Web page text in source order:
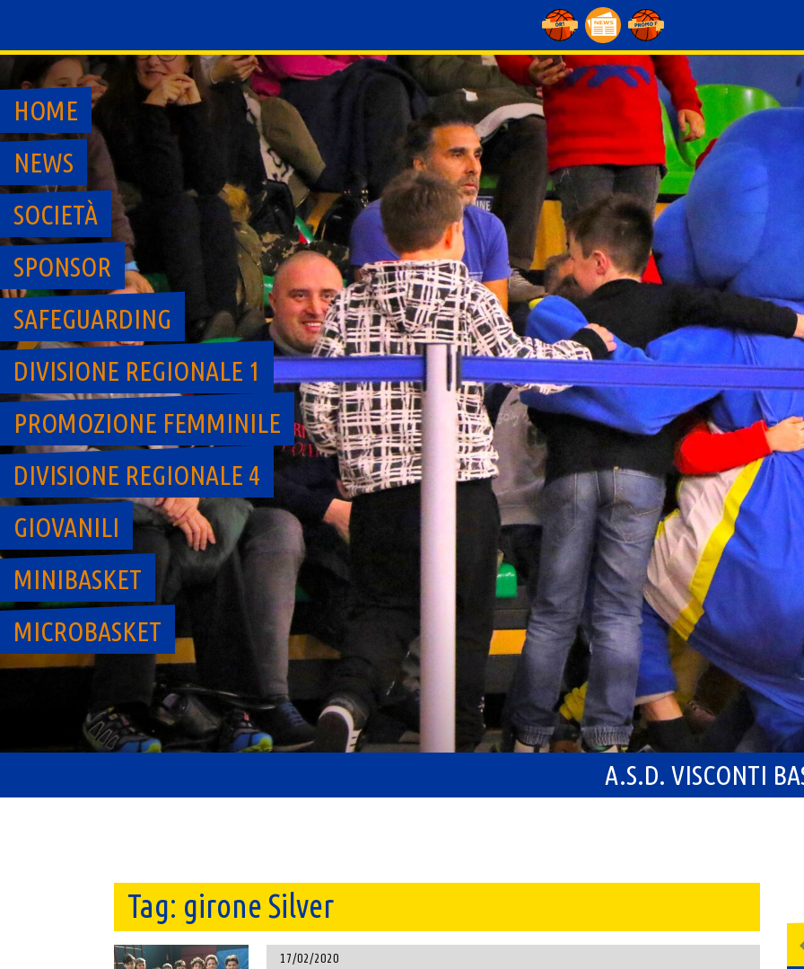
content
A.S.D. VISCONTI
HOME
NEWS
SOCIETÀ
SPONSOR
SAFEGUARDING
DIVISIONE REGIONALE 1
PROMOZIONE FEMMINILE
DIVISIONE REGIONALE 4
GIOVANILI
MINIBASKET
MICROBASKET
Tag: girone Silver
17/02/2020